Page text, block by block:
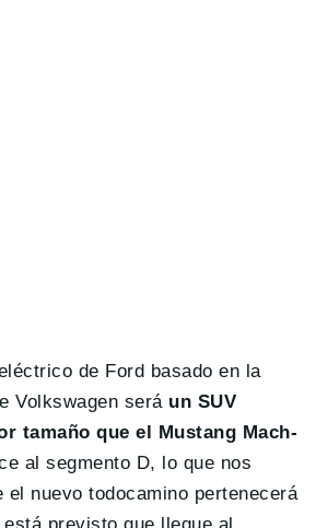
de Ford basado en la
Volkswagen seráun SUV
tamaño que el Mustang Mach-
al segmento D, lo que nos
el nuevo todocamino pertenecerá